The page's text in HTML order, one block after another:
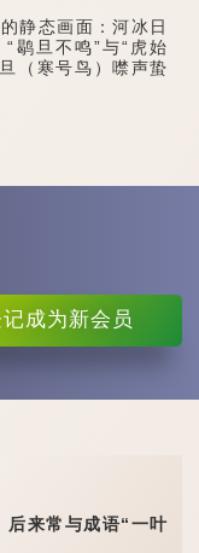
静态画面：河冰日
鹖旦不鸣”与“虎始
（寒号鸟）噤声蛰
成为新会员
来常与成语“一叶